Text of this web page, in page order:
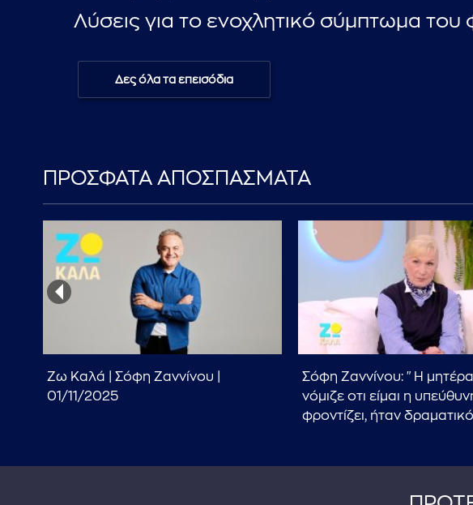
Λύσεις για το ενοχλητικό σύμπτωμα
Δες όλα τα επεισόδια
ΠΡΟΣΦΑΤΑ ΑΠΟΣΠΑΣΜΑΤΑ
Ζω Καλά | Σόφη Ζαννίνου |
01/11/2025
Σόφη Ζαννίνου: "Η
νόμιζε οτι είμαι η
φροντίζει, ήταν